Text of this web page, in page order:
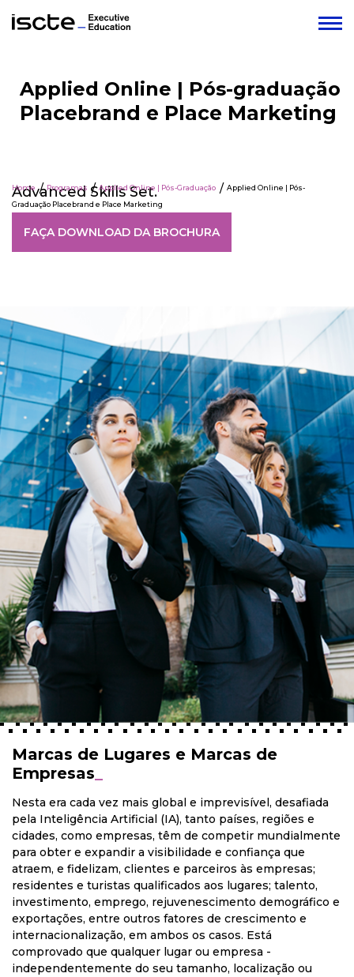
Applied Online | Pós-graduação
Placebrand e Place Marketing
Advanced Skills Set.
FAÇA DOWNLOAD DA BROCHURA
Home Programas Applied Online | Pós-Graduação
Applied Online | Pós-
Graduação Placebrand e Place Marketing
Marcas de Lugares e Marcas de
Empresas
Nesta era cada vez mais global e imprevisível, desafiada
pela Inteligência Artificial (IA), tanto países, regiões e
cidades, como empresas, têm de competir mundialmente
para obter e expandir a visibilidade e confiança que
atraem, e fidelizam, clientes e parceiros às empresas;
residentes e turistas qualificados aos lugares; talento,
investimento, emprego, rejuvenescimento demográfico e
exportações, entre outros fatores de crescimento e
internacionalização, em ambos os casos. Está
comprovado que qualquer lugar ou empresa -
independentemente do seu tamanho, localização ou